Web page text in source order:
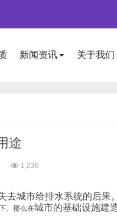
新闻资讯 关于我们
途
1,236
去城市给排水系统的后果
。那么在城市的基础设施建